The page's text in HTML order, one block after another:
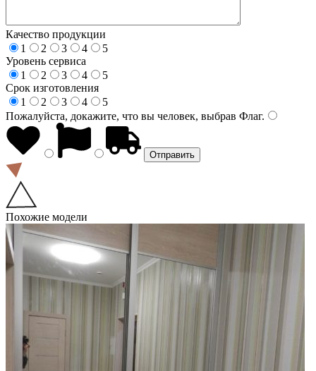
Качество продукции
1
2 3 4
5
Уровень сервиса
1
2 3 4
5
Срок изготовления
1
2 3 4
5
Пожалуйста, докажите, что вы человек, выбрав Флаг.
Похожие модели